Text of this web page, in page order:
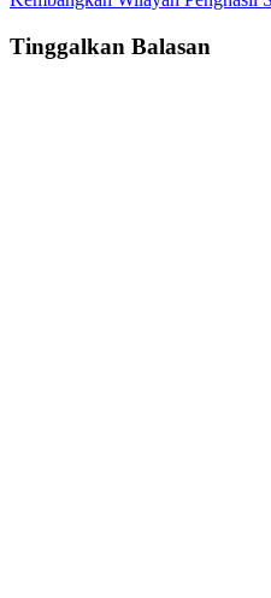
Tinggalkan Balasan